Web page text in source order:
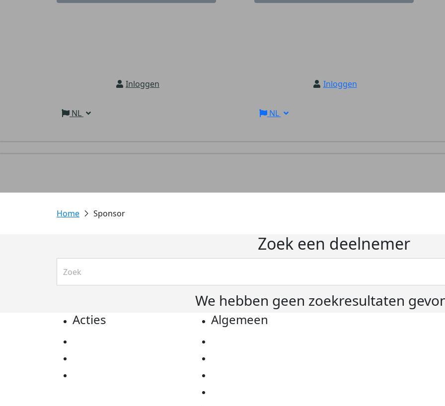
Inloggen
NL
Inloggen
NL
Sponsor
Zoek een deelnemer
We hebben geen zoekresultaten
Acties Algemeen